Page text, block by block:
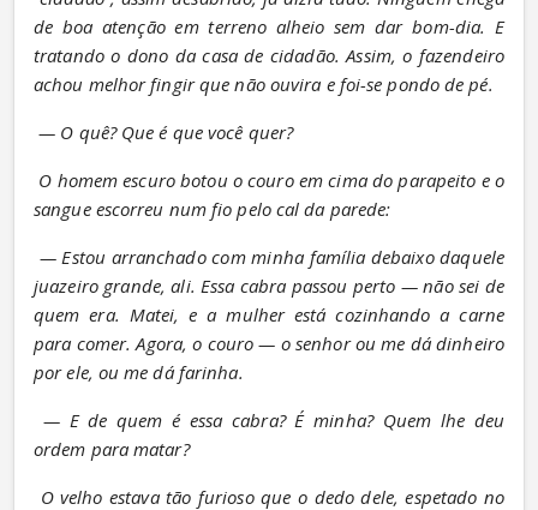
de boa atenção em terreno alheio sem dar bom-dia. E
tratando o dono da casa de cidadão. Assim, o fazendeiro
achou melhor fingir que não ouvira e foi-se pondo de pé.
— O quê? Que é que você quer?
O homem escuro botou o couro em cima do parapeito e o
sangue escorreu num fio pelo cal da parede:
— Estou arranchado com minha família debaixo daquele
juazeiro grande, ali. Essa cabra passou perto — não sei de
quem era. Matei, e a mulher está cozinhando a carne
para comer. Agora, o couro — o senhor ou me dá dinheiro
por ele, ou me dá farinha.
— E de quem é essa cabra? É minha? Quem lhe deu
ordem para matar?
O velho estava tão furioso que o dedo dele, espetado no